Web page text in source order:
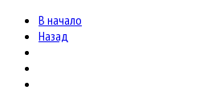
В начало
Назад